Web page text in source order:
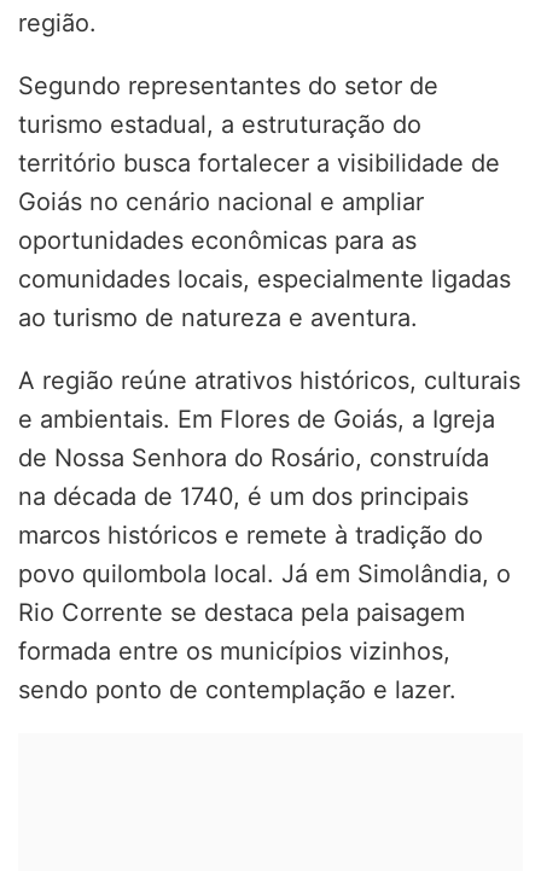
região.
Segundo representantes do setor de
turismo estadual, a estruturação do
território busca fortalecer a visibilidade de
Goiás no cenário nacional e ampliar
oportunidades econômicas para as
comunidades locais, especialmente ligadas
ao turismo de natureza e aventura.
A região reúne atrativos históricos, culturais
e ambientais. Em Flores de Goiás, a Igreja
de Nossa Senhora do Rosário, construída
na década de 1740, é um dos principais
marcos históricos e remete à tradição do
povo quilombola local. Já em Simolândia, o
Rio Corrente se destaca pela paisagem
formada entre os municípios vizinhos,
sendo ponto de contemplação e lazer.